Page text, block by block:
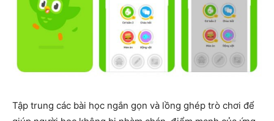
Tập trung các bài học ngắn gọn và lồng ghép trò chơi để